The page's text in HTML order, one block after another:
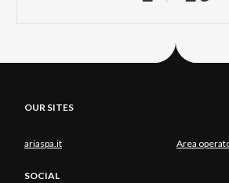
OUR SITES
ariaspa.it Area
SOCIAL